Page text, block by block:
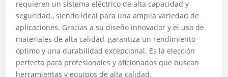
requieren un sistema eléctrico de alta capacidad y
seguridad., siendo ideal para una amplia variedad de
aplicaciones. Gracias a su diseño innovador y el uso de
materiales de alta calidad, garantiza un rendimiento
óptimo y una durabilidad excepcional. Es la elección
perfecta para profesionales y aficionados que buscan
herramientas y equipos de alta calidad.